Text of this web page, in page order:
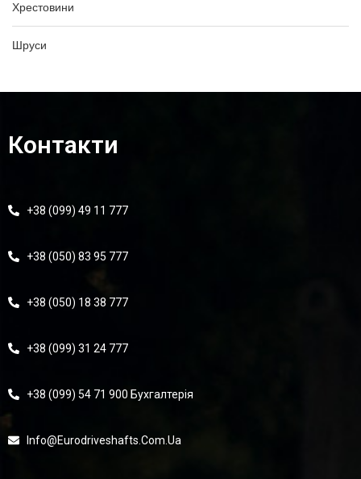
Хрестовини
Шруси
Контакти
+38 (099) 49 11 777
+38 (050) 83 95 777
+38 (050) 18 38 777
+38 (099) 31 24 777
+38 (099) 54 71 900 Бухгалтерія
Info@eurodriveshafts.com.ua